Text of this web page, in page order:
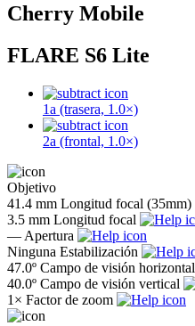
Cherry Mobile
FLARE S6 Lite
1a (trasera, 1.0×)
2a (frontal, 1.0×)
Objetivo
41.4 mm Longitud focal (35mm)
3.5 mm Longitud focal
— Apertura
Ninguna Estabilización
47.0º Campo de visión horizontal
40.0º Campo de visión vertical
1× Factor de zoom